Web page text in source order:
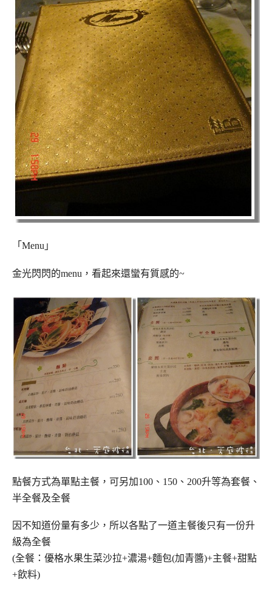
「Menu」
金光閃閃的menu，看起來還蠻有質感的~
點餐方式為單點主餐，可另加100、150、200升等為套餐、
半全餐及全餐
因不知道份量有多少，所以各點了一道主餐後只有一份升
級為全餐
(全餐：優格水果生菜沙拉+濃湯+麵包(加青醬)+主餐+甜點
+飲料)